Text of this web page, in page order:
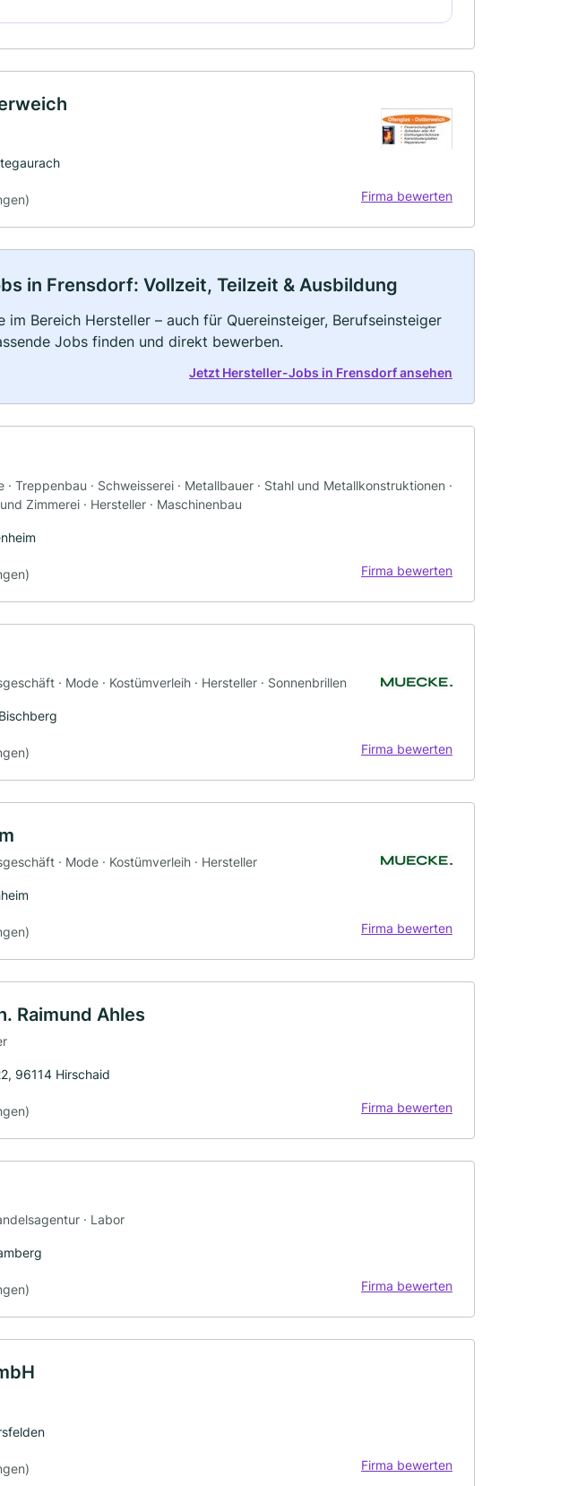
Firma bewerten
in Frensdorf: Vollzeit, Teilzeit & Ausbildung
im Bereich Hersteller – auch für Quereinsteiger, Berufseinsteiger
Jobs finden und direkt bewerben.
Jetzt Hersteller-Jobs in Frensdorf ansehen
· Treppenbau · Schweisserei · Metallbauer · Stahl und Metallkonstruktionen ·
Zimmerei · Hersteller · Maschinenbau
Firma bewerten
· Mode · Kostümverleih · Hersteller · Sonnenbrillen
Firma bewerten
· Mode · Kostümverleih · Hersteller
Firma bewerten
Raimund Ahles
96114 Hirschaid
Firma bewerten
· Labor
Firma bewerten
Firma bewerten